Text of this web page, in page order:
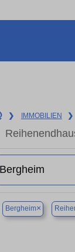
❯ IMMOBILIEN ❯
Bergheim×